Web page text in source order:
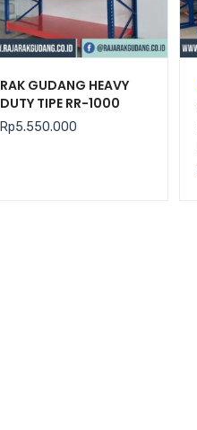
RAK GUDANG HEAVY
DUTY TIPE RR-1000
Rp5.550.000